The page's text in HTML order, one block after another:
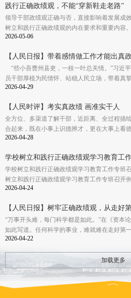
要求，是树立和践行正确政绩观的要义，也是“
的重要保证。
践行正确政绩观，不能“穿新鞋走老路”
领导干部政绩观正确与否，直接影响着发展成
树立和践行正确政绩观的内在要求和重要内容
百年奋斗目标，我们要坚持党的基本路线，坚
发展格局，推动高质量发展。”“穿新鞋走老路
政绩观的错位。只有树立和践行正确政绩观，
念，才能真正走出高质量发展的“新路”。
2026-05-06
【人民日报】带着感情做工作才能出真
“些小吾曹州县吏，一枝一叶总关情。”习近
员干部厚植为民情怀、站稳人民立场，带着真
做接地气的工作，是党员干部践行初心使命、
2026-04-29
【人民时评】考实真政绩 画准实干人
全方位、多渠道了解干部，近距离、全过程描
合起来，既在小事上识德辨才，更在大事上看
2026-04-28
学校树立和践行正确政绩观学习教育工
学校树立和践行正确政绩观学习教育工作专班
树立和践行正确政绩观学习教育工作专班召开
汇报，部署下一步重点任务。党委副书记万云
计划。会议指出，专班成立以来，学校学习教
下一步，要持续严格对照学习教育工作方案，
2026-04-24
【人民日报】树牢正确政绩观，从走好
“万事开头难，每门科学都是如此。”在《资本
如此写道。任何科学的事业，难就难在走好第
一步走错了就不行。如果抱着当官谋利的想法
想明白当干部为什么、在岗位干什么，才能确
开好头，踏踏实实干下去，才能创造经得起实
2026-04-22
加载更多